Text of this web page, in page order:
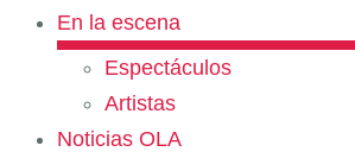
En la escena
Espectáculos
Artistas
Noticias OLA